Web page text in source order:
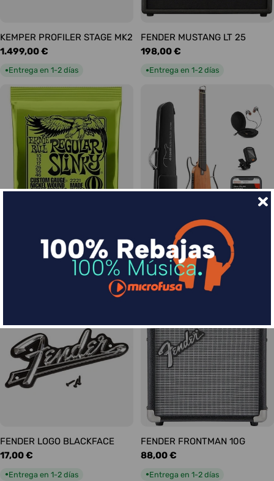
KEMPER PROFILER STAGE MK2
Precio
habitual
1.499,00 €
●Entrega en 1-2 días
FENDER MUSTANG LT 25
Precio
habitual
198,00 €
●Entrega en 1-2 días
Slinky Regular 10-46
DONNER HUSH-I Silent Guitar
Caoba
Precio
habitual
339,00 €
Entrega en 1-2 días
FENDER LOGO BLACKFACE
Precio
17,00 €
●Entrega en 1-2 días
FENDER FRONTMAN 10G
Precio
88,00 €
●Entrega en 1-2 días